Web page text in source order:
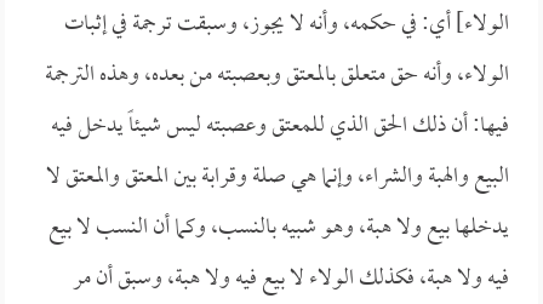
الولاء] أي: في حكمه، وأنه لا يجوز، وسبقت ترجمة في إثبات
الولاء، وأنه حق متعلق بالمعتق وبعصبته من بعده، وهذه الترجمة
فيها: أن ذلك الحق الذي للمعتق وعصبته ليس شيئاً يدخل فيه
البيع والهبة والشراء، وإنما هي صلة وقرابة بين المعتق والمعتق لا
يدخلها بيع ولا هبة، وهو شبيه بالنسب، وكما أن النسب لا بيع
فيه ولا هبة، فكذلك الولاء لا بيع فيه ولا هبة، وسبق أن مر